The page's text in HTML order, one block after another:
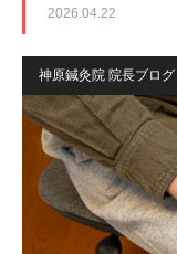
2026.04.22
神原鍼灸院 院長ブログ